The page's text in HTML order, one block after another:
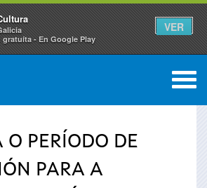
- En Google Play
VER
0
O PERÍODO DE
PARA A